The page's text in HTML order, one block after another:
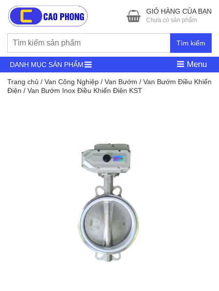
Tìm kiếm
GIỎ HÀNG CỦA BẠN
Chưa có sản phẩm
DANH MỤC SẢN PHẨM Menu
Trang chủ / Van Công Nghiệp / Van Bướm / Van Bướm Điều Khiển
Điện / Van Bướm Inox Điều Khiển Điện KST